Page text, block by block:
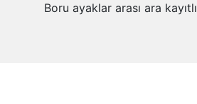
Boru ayaklar arası ara